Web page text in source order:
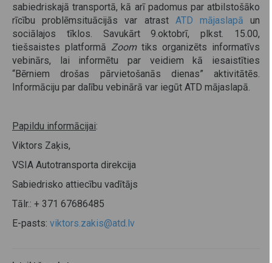
sabiedriskajā transportā, kā arī padomus par atbilstošāko
rīcību problēmsituācijās var atrast ATD mājaslapā un
sociālajos tīklos. Savukārt 9.oktobrī, plkst. 15.00,
tiešsaistes platformā Zoomtiks organizēts informatīvs
vebinārs, lai informētu par veidiem kā iesaistīties
“Bērniem drošas pārvietošanās dienas” aktivitātēs.
Informāciju par dalību vebinārā var iegūt ATD mājaslapā.
Papildu informācijai:
Viktors Zaķis,
VSIA Autotransporta direkcija
Sabiedrisko attiecību vadītājs
Tālr.: + 371 67686485
E-pasts: viktors.zakis@atd.lv